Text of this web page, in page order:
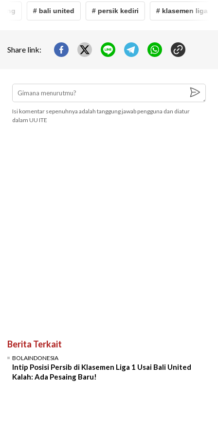
# bali united # persik kediri # klasemen liga 1
Share link:
Isi komentar sepenuhnya adalah tanggung jawab pengguna dan diatur
dalam UU ITE
Berita Terkait
BOLAINDONESIA
Intip Posisi Persib di Klasemen Liga 1 Usai Bali United
Kalah: Ada Pesaing Baru!